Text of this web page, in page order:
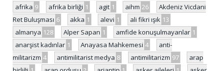
afrika 9 afrika birliği 1 agit 1 aihm 26
Akdeniz Vicdani
Ret Buluşması 6 akka 1 alevi 1 ali fikri ışık 13
almanya 128 Alper Sapan 1 amfide konuşulmayanlar 1
anarşist kadınlar 1 Anayasa Mahkemesi 4
anti-
militarizm 4 antimilitarist medya 8 antimilitarizm 97
arap